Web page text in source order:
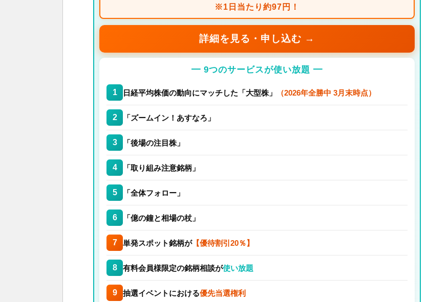
※1日当たり約97円！
詳細を見る・申し込む →
━ 9つのサービスが使い放題 ━
1 日経平均株価の動向にマッチした「大型株」 （2026年全勝中 3月末時点）
2 「ズームイン！あすなろ」
3 「後場の注目株」
4 「取り組み注意銘柄」
5 「全体フォロー」
6 「億の鐘と相場の杖」
7 単発スポット銘柄が【優待割引20％】
8 有料会員様限定の銘柄相談が使い放題
9 抽選イベントにおける優先当選権利